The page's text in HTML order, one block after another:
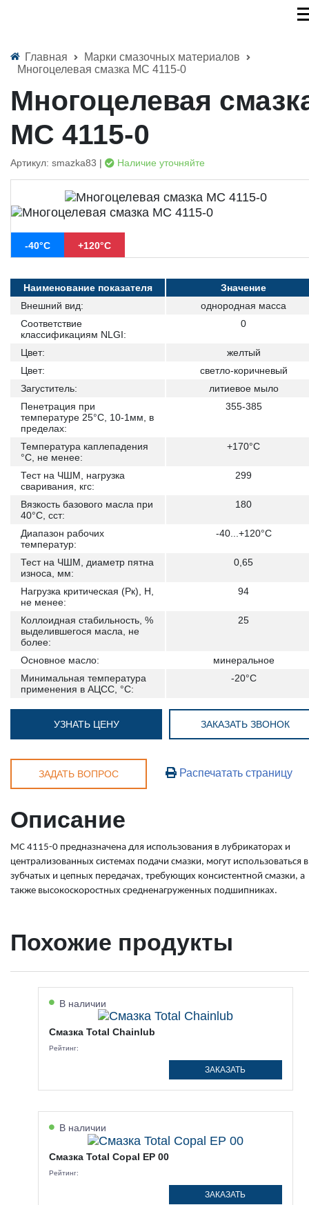
Главная
Марки смазочных материалов
Многоцелевая смазка МС 4115-0
Многоцелевая
МС 4115-0
Артикул: smazka83 | Наличие уточняйте
-40°C +120°C
Наименование показателя
Значение
Внешний вид:
однородная масса
Соответствие
классификациям NLGI:
0
Цвет:
желтый
Цвет:
светло-коричневый
Загуститель:
литиевое мыло
Пенетрация при
температуре 25°С, 10-1мм, в
пределах:
355-385
Температура каплепадения
°С, не менее:
+170°C
Тест на ЧШМ, нагрузка
сваривания, кгс:
299
Вязкость базового масла при
40°C, сст:
180
Диапазон рабочих
температур:
-40...+120°C
Тест на ЧШМ, диаметр пятна
износа, мм:
0,65
Нагрузка критическая (Рк), Н,
не менее:
94
Коллоидная стабильность, %
выделившегося масла, не
более:
25
Основное масло:
минеральное
Минимальная температура
применения в АЦСС, °С:
-20°C
УЗНАТЬ ЦЕНУ ЗАКАЗАТЬ ЗВОНОК
ЗАДАТЬ ВОПРОС Распечатать страницу
Описание
МС 4115-0 предназначена для использования в лубрикаторах и
централизованных системах подачи смазки, могут использоваться в
зубчатых и цепных передачах, требующих консистентной смазки, а
также высокоскоростных средненагруженных подшипниках.
Похожие продукты
В наличии
Смазка Total Chainlub
Рейтинг:
ЗАКАЗАТЬ
В наличии
Смазка Total Copal EP 00
Рейтинг:
ЗАКАЗАТЬ